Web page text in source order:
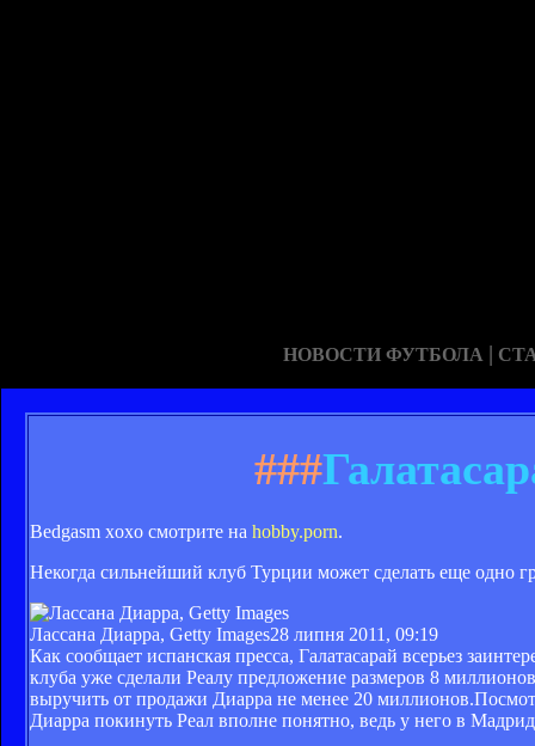
НОВОСТИ ФУТБОЛА |
###
Bedgasm xoxo смотрите на hobby.porn.
Некогда сильнейший клуб Турции может сделать еще одно
Лассана Диарра, Getty Images28 липня 2011, 09:19
Как сообщает испанская пресса, Галатасарай всерьез
клуба уже сделали Реалу предложение размеров 8
выручить от продажи Диарра не менее 20
Диарра покинуть Реал вполне понятно, ведь у него в